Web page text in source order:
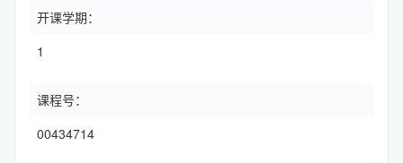
开课学期：
1
课程号：
00434714